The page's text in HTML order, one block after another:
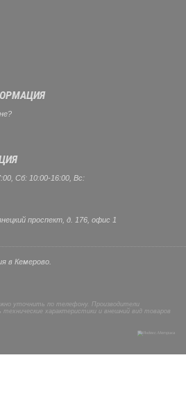
Сб: 10:00-16:00, Вс:
проспект, д. 176, офис 1
в Кемерово.
уточнить по телефону. Производители
характеристики и внешний вид товаров